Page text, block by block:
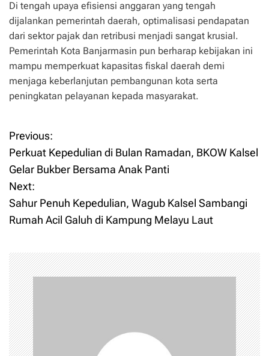
Di tengah upaya efisiensi anggaran yang tengah
dijalankan pemerintah daerah, optimalisasi pendapatan
dari sektor pajak dan retribusi menjadi sangat krusial.
Pemerintah Kota Banjarmasin pun berharap kebijakan ini
mampu memperkuat kapasitas fiskal daerah demi
menjaga keberlanjutan pembangunan kota serta
peningkatan pelayanan kepada masyarakat.
P
o
s
t
a
v
i
g
Previous:
Perkuat Kepedulian di Bulan Ramadan, BKOW Kalsel
Gelar Bukber Bersama Anak Panti
Next:
Sahur Penuh Kepedulian, Wagub Kalsel Sambangi
Rumah Acil Galuh di Kampung Melayu Laut